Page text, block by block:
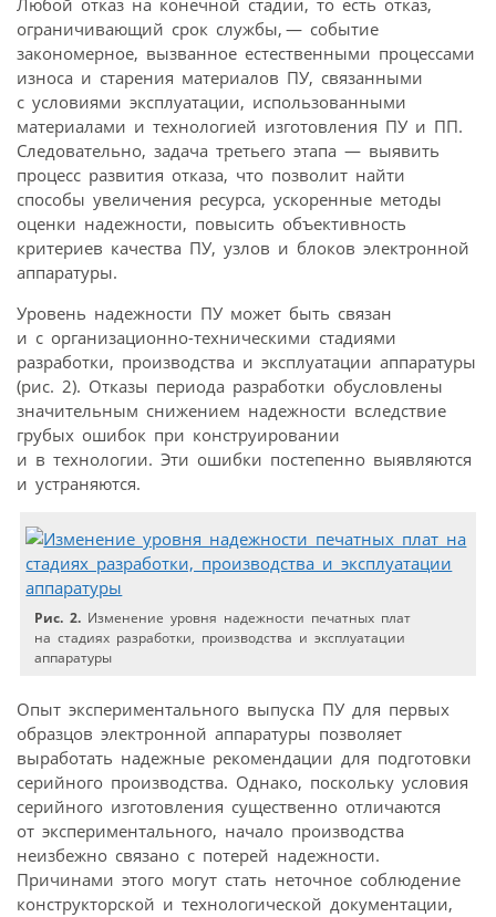
Любой отказ на конечной стадии, то есть отказ,
ограничивающий срок службы, — событие
закономерное, вызванное естественными процессами
износа и старения материалов ПУ, связанными
с условиями эксплуатации, использованными
материалами и технологией изготовления ПУ и ПП.
Следовательно, задача третьего этапа — выявить
процесс развития отказа, что позволит найти
способы увеличения ресурса, ускоренные методы
оценки надежности, повысить объективность
критериев качества ПУ, узлов и блоков электронной
аппаратуры.
Уровень надежности ПУ может быть связан
и с организационно-техническими стадиями
разработки, производства и эксплуатации аппаратуры
(рис. 2). Отказы периода разработки обусловлены
значительным снижением надежности вследствие
грубых ошибок при конструировании
и в технологии. Эти ошибки постепенно выявляются
и устраняются.
Рис. 2. Изменение уровня надежности печатных плат
на стадиях разработки, производства и эксплуатации
аппаратуры
Опыт экспериментального выпуска ПУ для первых
образцов электронной аппаратуры позволяет
выработать надежные рекомендации для подготовки
серийного производства. Однако, поскольку условия
серийного изготовления существенно отличаются
от экспериментального, начало производства
неизбежно связано с потерей надежности.
Причинами этого могут стать неточное соблюдение
конструкторской и технологической документации,